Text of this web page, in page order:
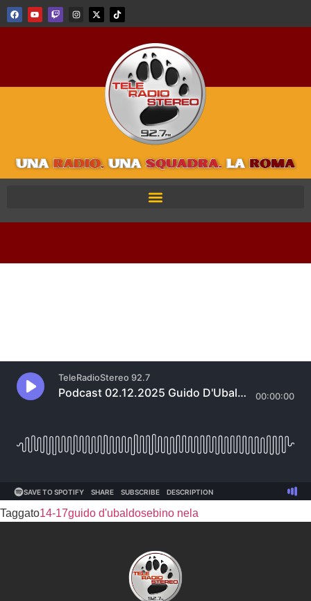
Taggato14-17guido d'ubaldosebino nela